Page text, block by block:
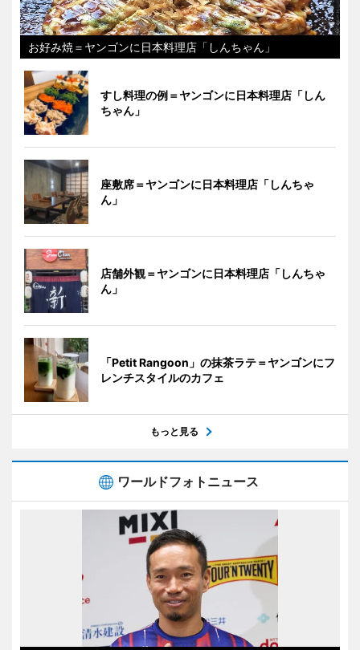
お好み焼＝ヤンゴンに日本料理店「しんちゃん」
すし料理の例＝ヤンゴンに日本料理店「しん
ちゃん」
座敷席＝ヤンゴンに日本料理店「しんちゃ
ん」
店舗外観＝ヤンゴンに日本料理店「しんちゃ
ん」
「Petit Rangoon」の抹茶ラテ＝ヤンゴンにフ
レンチスタイルのカフェ
もっと見る
ワールドフォトニュース